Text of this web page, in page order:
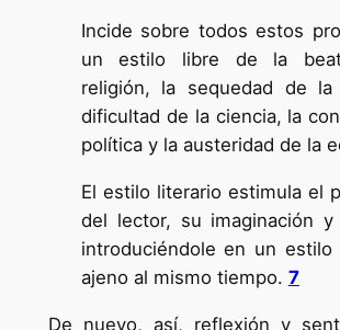
Incide sobre todos estos
un estilo libre de la
religión, la sequedad de
dificultad de la ciencia, la
política y la austeridad de la
El estilo literario estimula el
del lector, su imaginación y
introduciéndole en un estilo
ajeno al mismo tiempo. 7
De nuevo, así, reflexión y